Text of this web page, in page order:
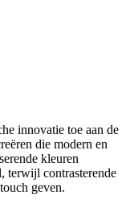
innovatie toe aan de
die modern en
kleuren
terwijl contrasterende
geven.